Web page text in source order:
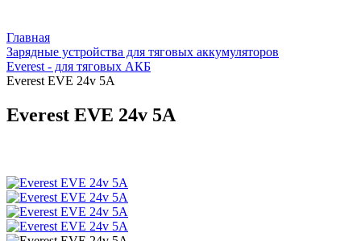
Главная
Зарядные устройства для тяговых аккумуляторов
Everest - для тяговых АКБ
Everest EVE 24v 5A
Everest EVE 24v 5A